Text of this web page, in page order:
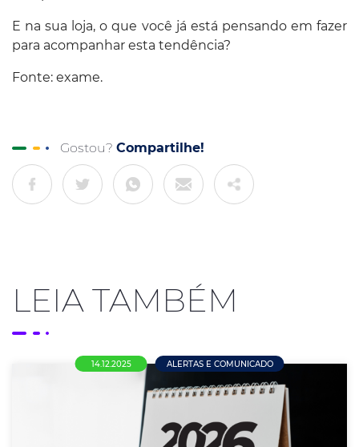
E na sua loja, o que você já está pensando em fazer
para acompanhar esta tendência?
Fonte: exame.
Gostou? Compartilhe!
LEIA TAMBÉM
14.12.2025 ALERTAS E COMUNICADO
Calendário 2026: Feriados, Copa do